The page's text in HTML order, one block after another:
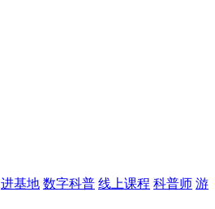
进基地 数字科普 线上课程 科普师 游